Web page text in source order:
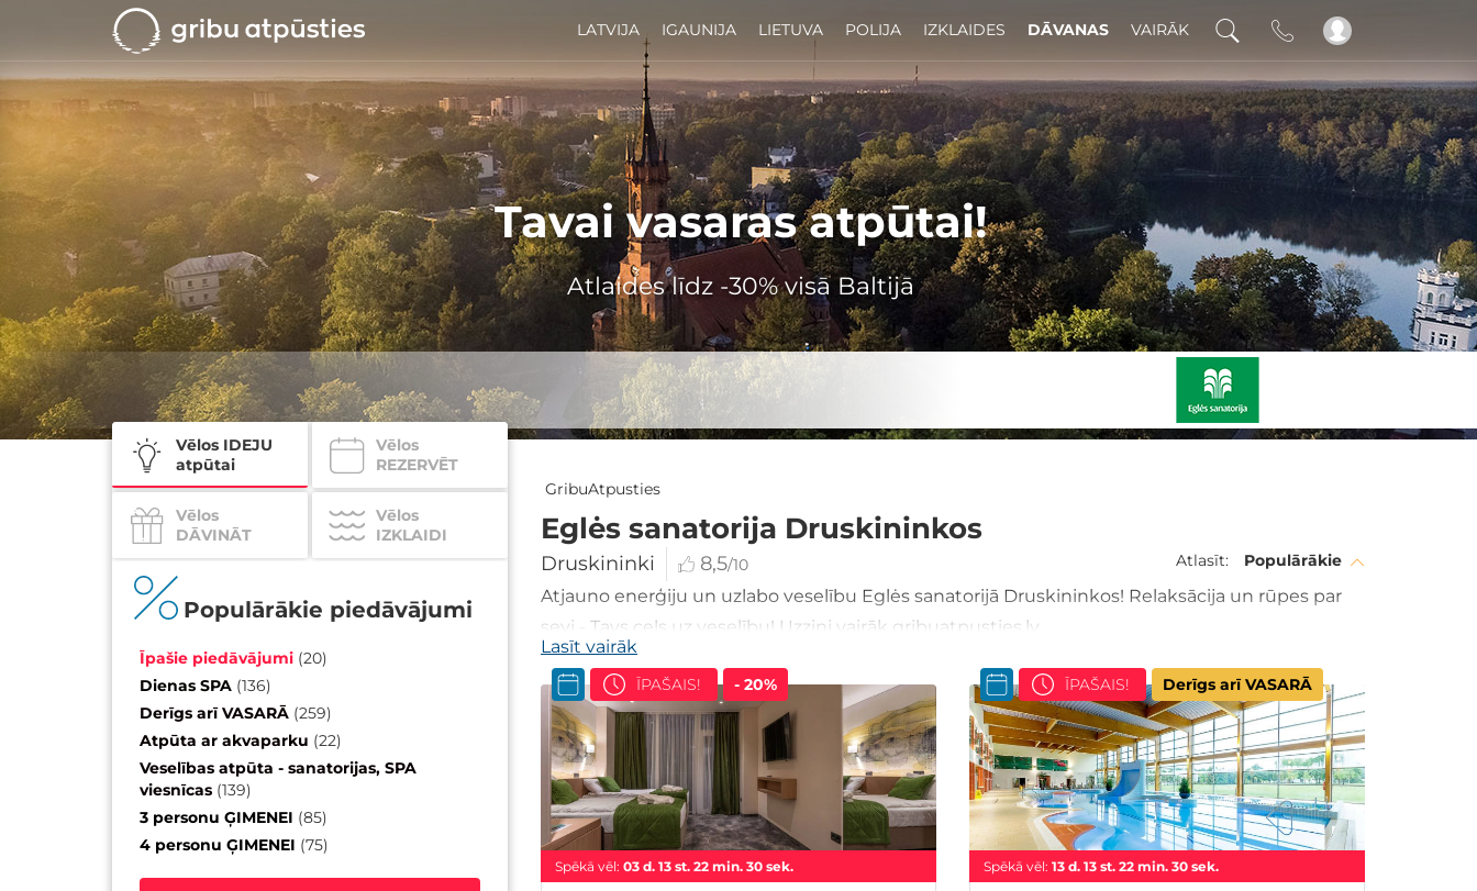
LATVIJA IGAUNIJA LIETUVA POLIJA IZKLAIDES DĀVANAS VAIRĀK
Tavai vasaras atpūtai!
Atlaides līdz -30% visā Baltijā
GribuAtpusties
Vēlos IDEJU
atpūtai
Vēlos
REZERVĒT
Vēlos
DĀVINĀT
Vēlos
IZKLAIDI
Populārākie piedāvājumi
Īpašie piedāvājumi (20)
Dienas SPA (136)
Derīgs arī VASARĀ (259)
Atpūta ar akvaparku (22)
Veselības atpūta - sanatorijas, SPA
viesnīcas (139)
3 personu ĢIMENEI (85)
4 personu ĢIMENEI (75)
Atlasīt: Populārākie
Eglės sanatorija Druskininkos
Druskininki 8,5/10
Atjauno enerģiju un uzlabo veselību Eglės sanatorijā Druskininkos! Relaksācija un rūpes par
sevi - Tavs ceļs uz veselību! Uzzini vairāk gribuatpusties.lv
Lasīt vairāk
Spēkā vēl: 03 d. 13 st. 22 min. 28 sek.
ĪPAŠAIS! - 20%
Spēkā vēl: 13 d. 13 st. 22 min. 28 sek.
ĪPAŠAIS! Derīgs arī VASARĀ